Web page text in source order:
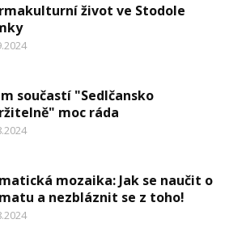
život ve Stodole
součastí "Sedlčansko
moc ráda
mozaika: Jak se naučit o
a nezbláznit se z toho!